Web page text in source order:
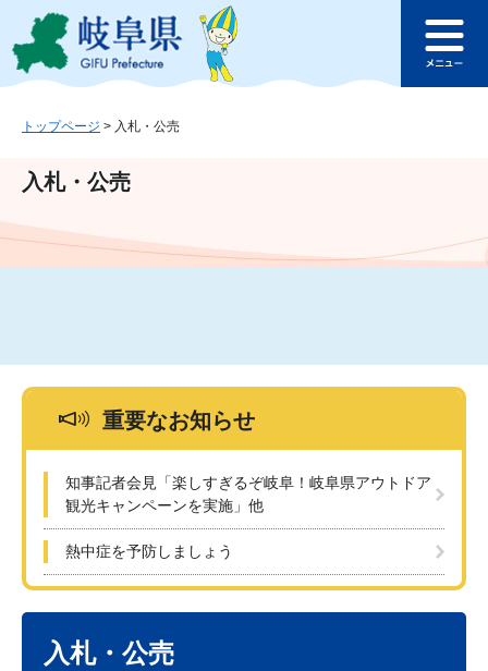
ジ
ュ
文
このページの本文へ
ュ
トップページ > 入札・公売
入札・公売
重要なお知らせ
知事記者会見「楽しすぎるぞ岐阜！岐阜県アウトドア
観光キャンペーンを実施」他
熱中症を予防しましょう
入札・公売